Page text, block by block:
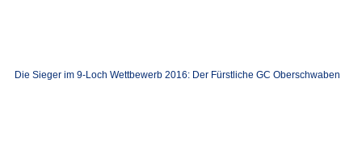
Die Sieger im 9-Loch Wettbewerb 2016: Der Fürstliche GC Oberschwaben